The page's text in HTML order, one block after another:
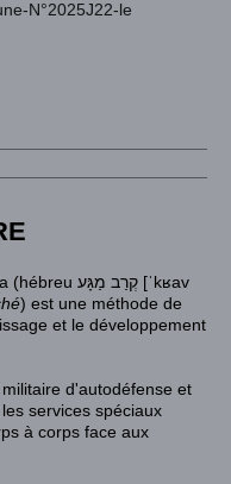
N°2025J22-le
(hébreu קְרַב מַגָּע [ˈkʁav
) est une méthode de
et le développement
d'autodéfense et
services spéciaux
à corps face aux